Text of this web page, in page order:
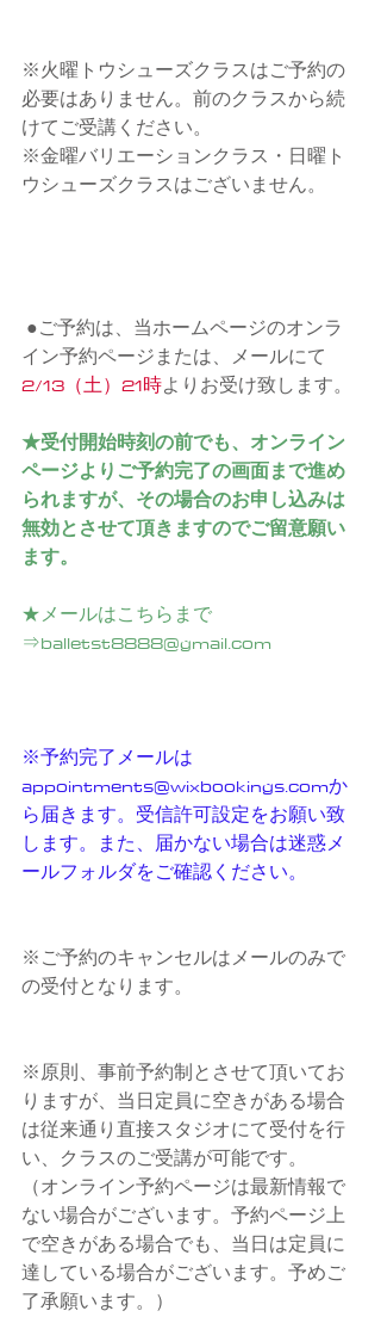
※火曜トウシューズクラスはご予約の
必要はありません。前のクラスから続
けてご受講ください。
※金曜バリエーションクラス・日曜ト
ウシューズクラスはございません。
●ご予約は、当ホームページのオンラ
イン予約ページまたは、メールにて
2/13（土）21時よりお受け致します。
★受付開始時刻の前でも、オンライン
ページよりご予約完了の画面まで進め
られますが、その場合のお申し込みは
無効とさせて頂きますのでご留意願い
ます。
★メールはこちらまで
⇒balletst8888@gmail.com
※予約完了メールは
appointments@wixbookings.comか
ら届きます。受信許可設定をお願い致
します。また、届かない場合は迷惑メ
ールフォルダをご確認ください。
※ご予約のキャンセルはメールのみで
の受付となります。
※原則、事前予約制とさせて頂いてお
りますが、当日定員に空きがある場合
は従来通り直接スタジオにて受付を行
い、クラスのご受講が可能です。
（オンライン予約ページは最新情報で
ない場合がございます。予約ページ上
で空きがある場合でも、当日は定員に
達している場合がございます。予めご
了承願います。）